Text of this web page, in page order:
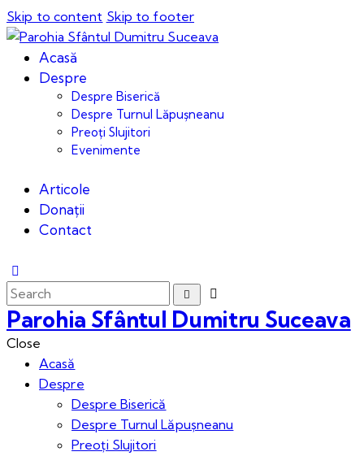
Skip to content Skip to footer
Acasă
Despre
Despre Biserică
Despre Turnul Lăpușneanu
Preoți Slujitori
Evenimente
Articole
Donații
Contact
Parohia Sfântul Dumitru Suceava
Close
Acasă
Despre
Despre Biserică
Despre Turnul Lăpușneanu
Preoți Slujitori